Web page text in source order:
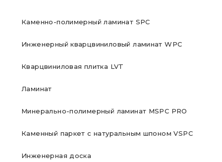
Каменно-полимерный ламинат SPC
Инженерный кварцвиниловый ламинат WPC
Кварцвиниловая плитка LVT
Ламинат
Минерально-полимерный ламинат MSPC PRO
Каменный паркет с натуральным шпоном VSPC
Инженерная доска